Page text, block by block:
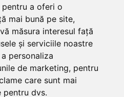
pentru a oferi o
mai bună pe site,
măsura interesul față
și serviciile noastre
personaliza
de marketing, pentru
care sunt mai
pentru dvs.
5, Bucuresti
13176/1991